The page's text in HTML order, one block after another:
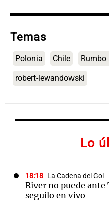
Temas
Polonia Chile Rumbo
robert-lewandowski
Lo
18:18 La Cadena del Gol
River no puede
seguilo en vivo